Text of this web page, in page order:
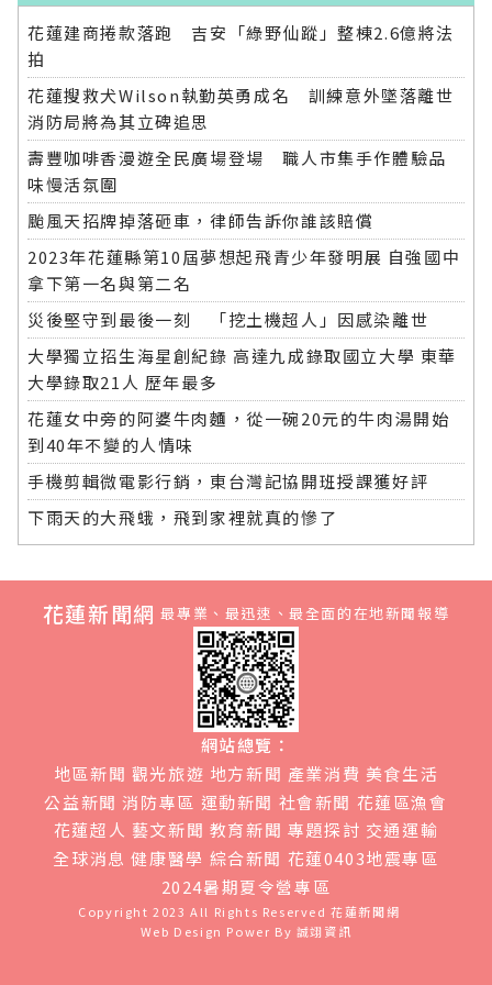
花蓮建商捲款落跑 吉安「綠野仙蹤」整棟2.6億將法
拍
花蓮搜救犬Wilson執勤英勇成名 訓練意外墜落離世
消防局將為其立碑追思
壽豐咖啡香漫遊全民廣場登場 職人市集手作體驗品
味慢活氛圍
颱風天招牌掉落砸車，律師告訴你誰該賠償
2023年花蓮縣第10屆夢想起飛青少年發明展 自強國中
拿下第一名與第二名
災後堅守到最後一刻 「挖土機超人」因感染離世
大學獨立招生海星創紀錄 高達九成錄取國立大學 東華
大學錄取21人 歷年最多
花蓮女中旁的阿婆牛肉麵，從一碗20元的牛肉湯開始
到40年不變的人情味
手機剪輯微電影行銷，東台灣記協開班授課獲好評
下雨天的大飛蛾，飛到家裡就真的慘了
花蓮新聞網 最專業、最迅速、最全面的在地新聞報導
網站總覽：
地區新聞 觀光旅遊 地方新聞 產業消費 美食生活
公益新聞 消防專區 運動新聞 社會新聞 花蓮區漁會
花蓮超人 藝文新聞 教育新聞 專題探討 交通運輸
全球消息 健康醫學 綜合新聞 花蓮0403地震專區
2024暑期夏令營專區
Copyright 2023 All Rights Reserved花蓮新聞網
Web Design Power By 誠翊資訊